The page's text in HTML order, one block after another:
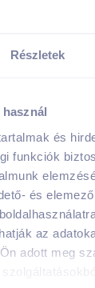
Részletek
és
funkciók
és
az
adott meg
2 db
édesítőszerrel
Ft /db
2 845Ft /kg
ár: 448Ft /db(